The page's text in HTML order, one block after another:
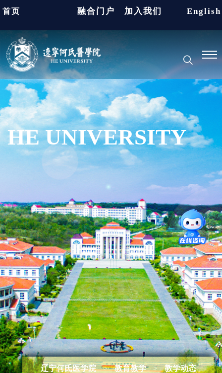
首页 融合门户 加入我们 English
HE UNIVERSITY
辽宁何氏医学院 > 教育教学 > 教学动态